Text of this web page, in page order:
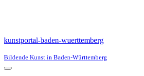
kunstportal-baden-wuerttemberg
Bildende Kunst in Baden-Württemberg
Navigationsmenü